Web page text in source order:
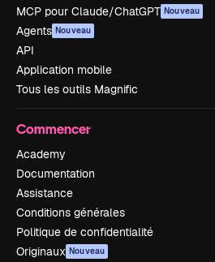
MCP pour Claude/ChatGPT Nouveau
Agents Nouveau
API
Application mobile
Tous les outils Magnific
Commencer
Academy
Documentation
Assistance
Conditions générales
Politique de confidentialité
Originaux Nouveau